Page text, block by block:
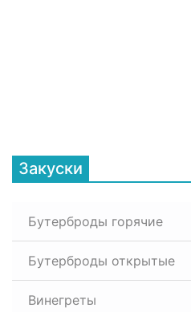
Закуски
Бутерброды горячие
Бутерброды открытые
Винегреты